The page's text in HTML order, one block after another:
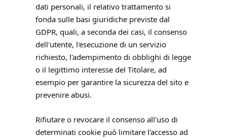
dati personali, il relativo trattamento si
fonda sulle basi giuridiche previste dal
GDPR, quali, a seconda dei casi, il consenso
dell'utente, l'esecuzione di un servizio
richiesto, l'adempimento di obblighi di legge
o il legittimo interesse del Titolare, ad
esempio per garantire la sicurezza del sito e
prevenire abusi.
Rifiutare o revocare il consenso all'uso di
determinati cookie può limitare l'accesso ad